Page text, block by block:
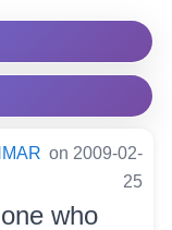
on 2009-02-
25
one who